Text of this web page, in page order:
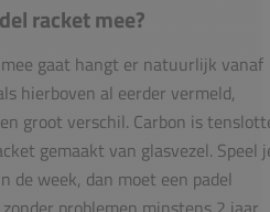
racket mee?
gaat hangt er natuurlijk vanaf
hierboven al eerder vermeld,
groot verschil. Carbon is
gemaakt van glasvezel. Speel
de week, dan moet een padel